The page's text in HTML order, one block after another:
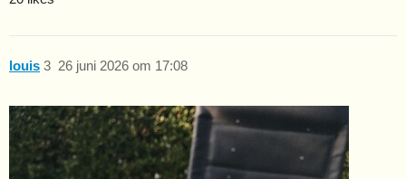
louis 26 juni 2026 om 17:08
3